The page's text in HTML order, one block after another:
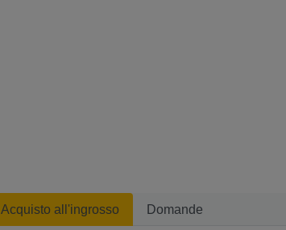
Acquisto all'ingrosso Domande